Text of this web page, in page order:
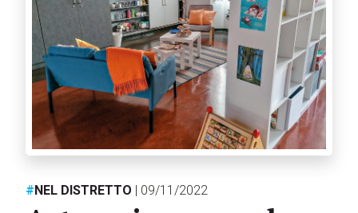
#NEL DISTRETTO | 09/11/2022